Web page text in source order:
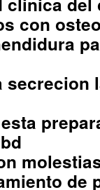
con
secrecion
de